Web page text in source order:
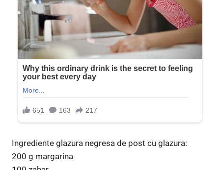
Ingrediente glazura negresa de post cu glazura:
200 g margarina